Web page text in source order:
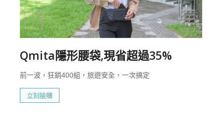
Qmita隱形腰袋,現省超過35%
前一波，狂銷400組，旅遊安全，一次搞定
立刻搶購